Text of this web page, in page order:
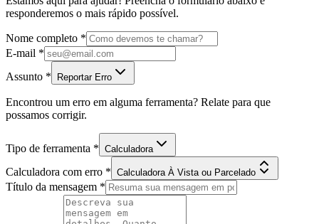
responderemos o mais rápido possível.
Nome completo *
E-mail *
Assunto *
Reportar Erro
Encontrou um erro em alguma ferramenta? Relate para que
possamos corrigir.
Tipo de ferramenta * Calculadora
Calculadora com erro * Calculadora À Vista ou Parcelado
Título da mensagem *